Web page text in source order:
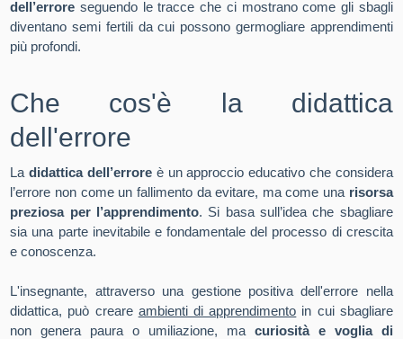
dell’errore seguendo le tracce che ci mostrano come gli sbagli
diventano semi fertili da cui possono germogliare apprendimenti
più profondi.
Che cos'è la didattica
dell'errore
Ladidattica dell’erroreè un approccio educativo che considera
l’errore non come un fallimento da evitare, ma come una risorsa
preziosa per l’apprendimento. Si basa sull’idea che sbagliare
sia una parte inevitabile e fondamentale del processo di crescita
e conoscenza.
L'insegnante, attraverso una gestione positiva dell'errore nella
didattica, può creare ambienti di apprendimento in cui sbagliare
non genera paura o umiliazione, ma curiosità e voglia di